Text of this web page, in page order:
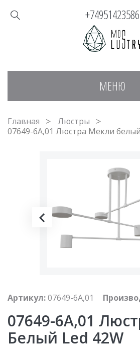
МЕНЮ
+74951423586
Главная
Люстры
07649-6A,01 Люстра Мекли
Артикул:07649-6A,01
07649-6A,01
Белый Led 42W